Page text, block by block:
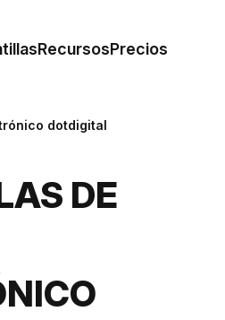
RecursosPrecios
dotdigital
DE